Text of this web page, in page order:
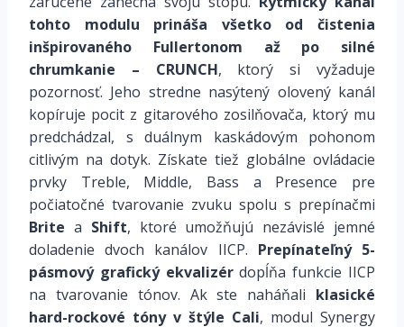
tohto modulu prináša všetko od čistenia
inšpirovaného Fullertonom až po silné
chrumkanie – CRUNCH, ktorý si vyžaduje
pozornosť. Jeho stredne nasýtený olovený kanál
kopíruje pocit z gitarového zosilňovača, ktorý mu
predchádzal, s duálnym kaskádovým pohonom
citlivým na dotyk. Získate tiež globálne ovládacie
prvky Treble, Middle, Bass a Presence pre
počiatočné tvarovanie zvuku spolu s prepínačmi
Brite a Shift, ktoré umožňujú nezávislé jemné
doladenie dvoch kanálov IICP. Prepínateľný 5-
pásmový grafický ekvalizérdopĺňa funkcie IICP
na tvarovanie tónov. Ak ste naháňali klasické
hard-rockové tóny v štýle Cali, modul Synergy